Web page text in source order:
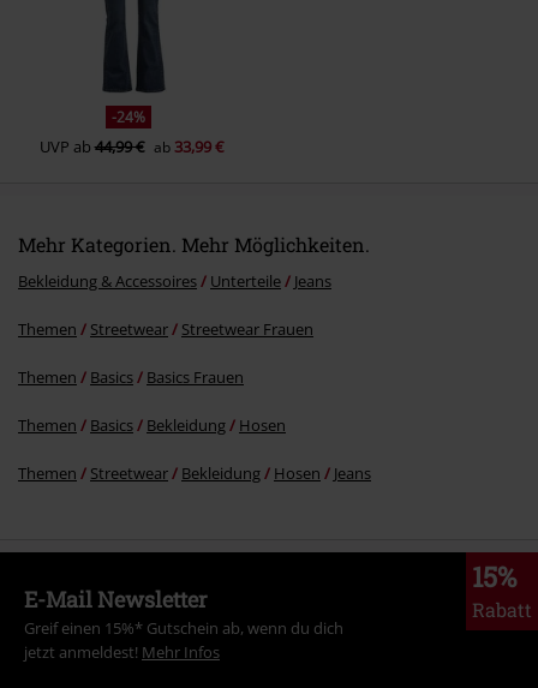
-24%
UVP ab44,99 € ab33,99 €
Mehr Kategorien. Mehr Möglichkeiten.
Bekleidung & Accessoires Unterteile Jeans
Themen Streetwear Streetwear Frauen
Themen Basics Basics Frauen
Themen Basics Bekleidung Hosen
Themen Streetwear Bekleidung Hosen Jeans
15%
Rabatt
E-Mail Newsletter
Greif einen 15%* Gutschein ab, wenn du dich
jetzt anmeldest! Mehr Infos